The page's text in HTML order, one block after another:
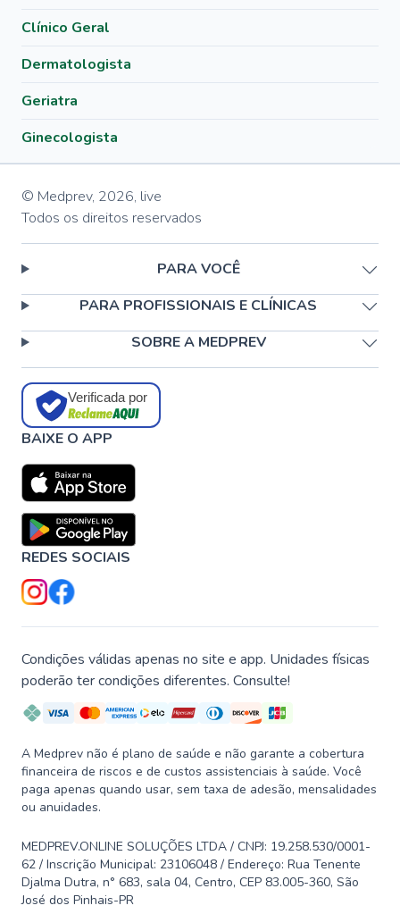
Clínico Geral
Dermatologista
Geriatra
Ginecologista
© Medprev, 2026, live
Todos os direitos reservados
PARA VOCÊ
PARA PROFISSIONAIS E CLÍNICAS
SOBRE A MEDPREV
Verificada por
BAIXE O APP
REDES SOCIAIS
Condições válidas apenas no site e app. Unidades físicas
poderão ter condições diferentes. Consulte!
A Medprev não é plano de saúde e não garante a cobertura
financeira de riscos e de custos assistenciais à saúde. Você
paga apenas quando usar, sem taxa de adesão, mensalidades
ou anuidades.
MEDPREV.ONLINE SOLUÇÕES LTDA / CNPJ: 19.258.530/0001-
62 / Inscrição Municipal: 23106048 / Endereço: Rua Tenente
Djalma Dutra, n° 683, sala 04, Centro, CEP 83.005-360, São
José dos Pinhais-PR